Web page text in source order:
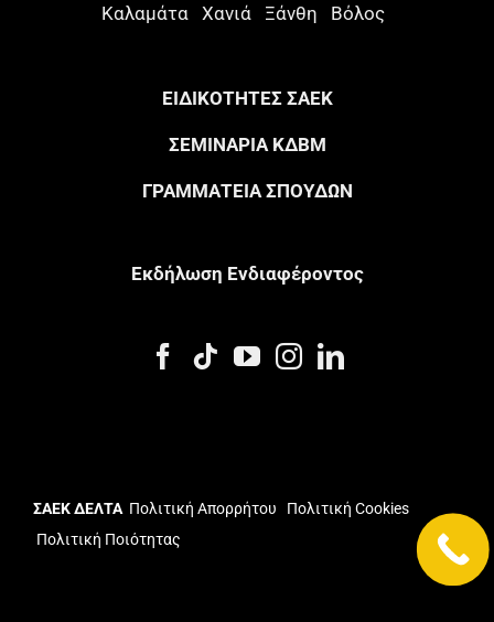
Καλαμάτα
Χανιά Ξάνθη Βόλος
ΕΙΔΙΚΟΤΗΤΕΣ ΣΑΕΚ
ΣΕΜΙΝΑΡΙΑ ΚΔΒΜ
ΓΡΑΜΜΑΤΕΙΑ ΣΠΟΥΔΩΝ
Eκδήλωση Eνδιαφέροντος
ΣΑΕΚ ΔΕΛΤΑ Πολιτική Απορρήτου
Πολιτική Cookies
Πολιτική Ποιότητας